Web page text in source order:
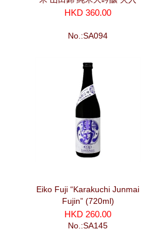
(720ml)
HKD 360.00
No.:SA094
Eiko Fuji “Karakuchi Junmai
Fujin” (720ml)
HKD 260.00
No.:SA145